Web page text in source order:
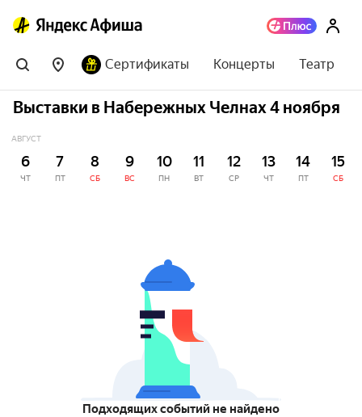
Сертификаты Концерты Театр
Выставки в Набережных Челнах 4 ноября
АВГУСТ
6
ЧТ
7
ПТ
8
СБ
9
ВС
10
ПН
11
ВТ
12
СР
13
ЧТ
14
ПТ
15
СБ
Подходящих событий не найдено